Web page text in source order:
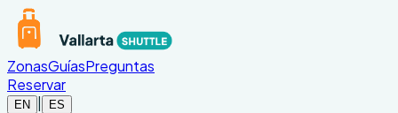
Ir al contenido principal
ZonasGuíasPreguntas
Reservar
EN ES